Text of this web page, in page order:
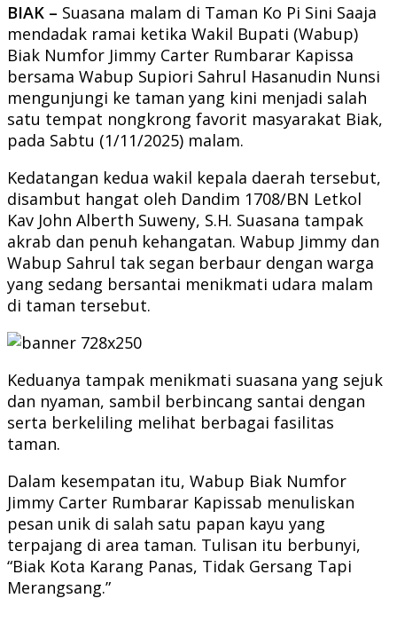
BIAK – Suasana malam di Taman Ko Pi Sini Saaja
mendadak ramai ketika Wakil Bupati (Wabup)
Biak Numfor Jimmy Carter Rumbarar Kapissa
bersama Wabup Supiori Sahrul Hasanudin Nunsi
mengunjungi ke taman yang kini menjadi salah
satu tempat nongkrong favorit masyarakat Biak,
pada Sabtu (1/11/2025) malam.
Kedatangan kedua wakil kepala daerah tersebut,
disambut hangat oleh Dandim 1708/BN Letkol
Kav John Alberth Suweny, S.H. Suasana tampak
akrab dan penuh kehangatan. Wabup Jimmy dan
Wabup Sahrul tak segan berbaur dengan warga
yang sedang bersantai menikmati udara malam
di taman tersebut.
Keduanya tampak menikmati suasana yang sejuk
dan nyaman, sambil berbincang santai dengan
serta berkeliling melihat berbagai fasilitas
taman.
Dalam kesempatan itu, Wabup Biak Numfor
Jimmy Carter Rumbarar Kapissab menuliskan
pesan unik di salah satu papan kayu yang
terpajang di area taman. Tulisan itu berbunyi,
“Biak Kota Karang Panas, Tidak Gersang Tapi
Merangsang.”